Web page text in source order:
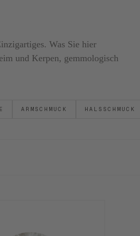
Was Sie hier
und Kerpen, gemmologisch
ARMSCHMUCK HALSSCHMUCK